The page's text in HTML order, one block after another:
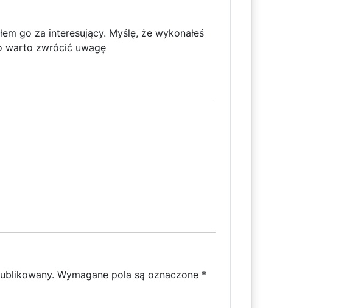
go za interesujący. Myślę, że wykonałeś
warto zwrócić uwagę
Wymagane pola są oznaczone *